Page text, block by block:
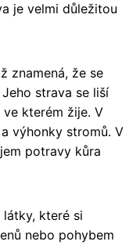
je velmi důležitou
znamená, že se
strava se liší
kterém žije. V
výhonky stromů. V
potravy kůra
které si
nebo pohybem